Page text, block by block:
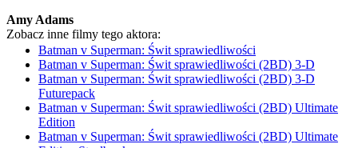
Amy Adams
Zobacz inne filmy tego aktora:
Batman v Superman: Świt sprawiedliwości
Batman v Superman: Świt sprawiedliwości (2BD) 3-D
Batman v Superman: Świt sprawiedliwości (2BD) 3-D
Futurepack
Batman v Superman: Świt sprawiedliwości (2BD) Ultimate
Edition
Batman v Superman: Świt sprawiedliwości (2BD) Ultimate